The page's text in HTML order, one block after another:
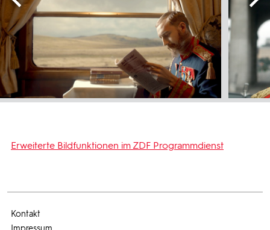
Erweiterte Bildfunktionen im ZDF Programmdienst
Kontakt